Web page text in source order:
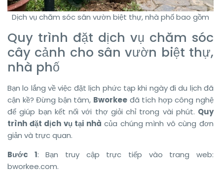
Dịch vụ chăm sóc sân vườn biệt thự, nhà phố bao gồm
Quy trình đặt dịch vụ chăm sóc
cây cảnh cho sân vườn biệt thự,
nhà phố
Bạn lo lắng về việc đặt lịch phức tạp khi ngày đi du lịch đã
cận kề? Đừng bận tâm, Bworkee đã tích hợp công nghệ
để giúp bạn kết nối với thợ giỏi chỉ trong vài phút. Quy
trình đặt dịch vụ tại nhà của chúng mình vô cùng đơn
giản và trực quan.
Bước 1: Bạn truy cập trực tiếp vào trang web:
bworkee.com.